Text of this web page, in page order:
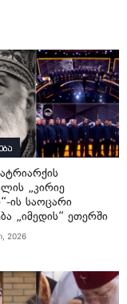
„კირიე
ის საოცარი
„იმედის“ ეთერში
2026